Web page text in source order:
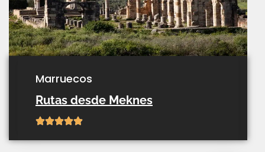
marruecos
Rutas desde Meknes